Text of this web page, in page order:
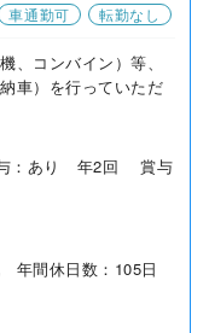
車通勤可 転勤なし
コンバイン）等、
車）を行っていただ
：あり 年2回 賞与
間休日数：105日